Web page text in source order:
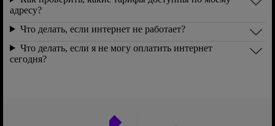
адресу?
Что делать, если интернет не работает?
Что делать, если я не могу оплатить интернет
сегодня?